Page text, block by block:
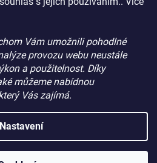
Vám umožnili pohodlné
provozu webu neustále
a použitelnost. Díky
můžeme nabídnou
Vás zajímá.
Nastavení